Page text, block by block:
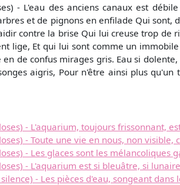
- L'eau des anciens canaux est
et de pignons en enfilade Qui sont,
contre la brise Qui lui creuse trop de
lige, Et qui lui sont comme un
de confus mirages gris. Eau si
aigris, Pour n'être ainsi plus
- L'aquarium, toujours frissonnant,
- Toute une vie en nous, non visible,
- Les glaces sont les mélancoliques
- L'aquarium est si bleuâtre, si lunaire
- Les pièces d'eau, songeant dans